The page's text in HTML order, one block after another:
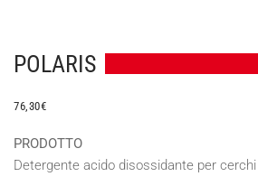
POLARIS
76,30€
PRODOTTO
Detergente acido disossidante per